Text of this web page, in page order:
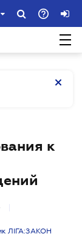
к
ЛІГА:ЗАКОН